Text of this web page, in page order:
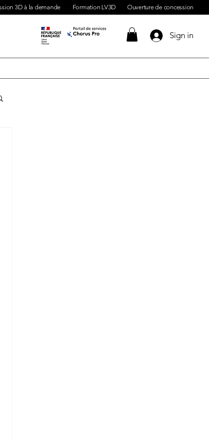
3D à la demande Formation LV3D Ouverture de concession
Sign in